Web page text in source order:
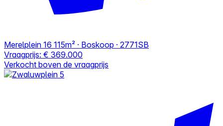
Merelplein 16 115m² · Boskoop · 2771SB
Vraagprijs: € 369.000
Verkocht boven de vraagprijs